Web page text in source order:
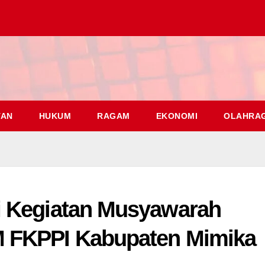
HUKUM RAGAM EKONOMI
Musyawarah
FKPPI Kabupaten Mimika